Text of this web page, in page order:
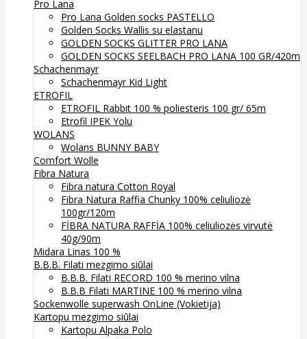
Pro Lana
Pro Lana Golden socks PASTELLO
Golden Socks Wallis su elastanu
GOLDEN SOCKS GLITTER PRO LANA
GOLDEN SOCKS SEELBACH PRO LANA 100 GR/420m
Schachenmayr
Schachenmayr Kid Light
ETROFIL
ETROFIL Rabbit 100 % poliesteris 100 gr/ 65m
Etrofil IPEK Yolu
WOLANS
Wolans BUNNY BABY
Comfort Wolle
Fibra Natura
Fibra natura Cotton Royal
Fibra Natura Raffia Chunky 100% celiuliozė
100gr/120m
FİBRA NATURA RAFFİA 100% celiuliozės virvutė
40g/90m
Midara Linas 100 %
B.B.B. Filati mezgimo siūlai
B.B.B. Filati RECORD 100 % merino vilna
B.B.B Filati MARTINE 100 % merino vilna
Sockenwolle superwash OnLine (Vokietija)
Kartopu mezgimo siūlai
Kartopu Alpaka Polo